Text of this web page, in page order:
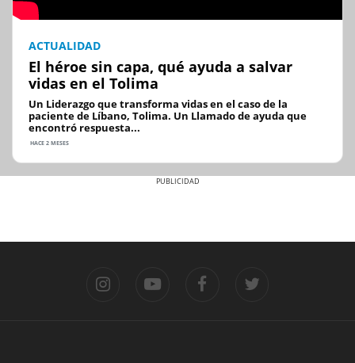
ACTUALIDAD
El héroe sin capa, qué ayuda a salvar
vidas en el Tolima
Un Liderazgo que transforma vidas en el caso de la
paciente de Líbano, Tolima. Un Llamado de ayuda que
encontró respuesta...
HACE 2 MESES